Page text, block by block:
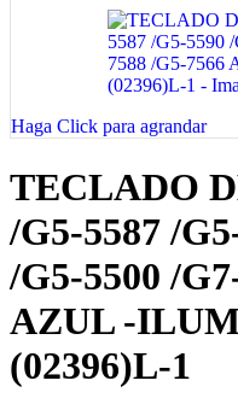
Haga Click para agrandar
TECLADO
/G5-5587 /
/G5-5500 /
AZUL -
(02396)L-1